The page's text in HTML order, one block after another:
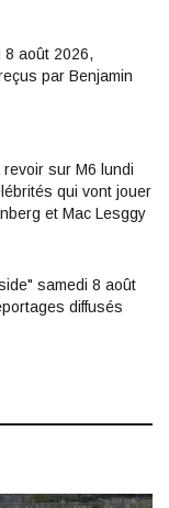
8 août 2026,
par Benjamin
sur M6 lundi
qui vont jouer
et Mac Lesggy
samedi 8 août
diffusés